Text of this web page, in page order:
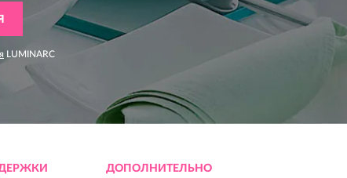
LUMINARC
ДОПОЛНИТЕЛЬНО